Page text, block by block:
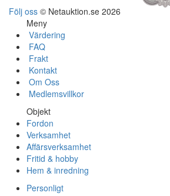
Följ oss © Netauktion.se 2026
Meny
Värdering
FAQ
Frakt
Kontakt
Om Oss
Medlemsvillkor
Objekt
Fordon
Verksamhet
Affärsverksamhet
Fritid & hobby
Hem & inredning
Personligt